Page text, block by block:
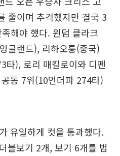
줄이며 추격했지만 결국 3
해야 했다. 윈덤 클라크
글랜드), 리하오퉁(중국)
타), 로리 매킬로이와 디펜
동 7위(10언더파 274타)
유일하게 컷을 통과했다.
블보기 2개, 보기 6개를 범